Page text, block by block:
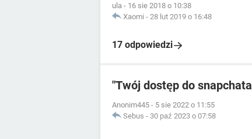
ula - 16 sie 2018 o 10:38
Xaomi - 28 lut 2019 o 16:48
17 odpowiedzi
"Twój dostęp do
Anonim445 - 5 sie 2022 o 11:55
Sebus - 30 paź 2023 o 07:58